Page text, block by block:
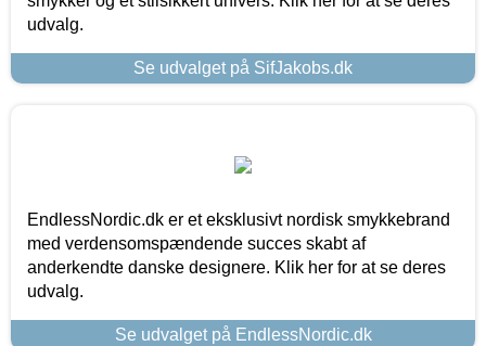
udvalg.
Se udvalget på SifJakobs.dk
EndlessNordic.dk er et eksklusivt nordisk smykkebrand
med verdensomspændende succes skabt af
anderkendte danske designere. Klik her for at se deres
udvalg.
Se udvalget på EndlessNordic.dk